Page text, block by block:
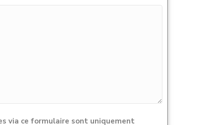
via ce formulaire sont uniquement